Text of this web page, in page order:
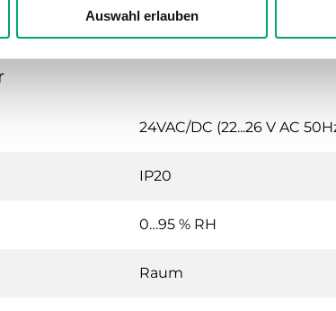
Auswahl erlauben
24VAC/DC (22...26 V AC
IP20
0…95 % RH
Raum